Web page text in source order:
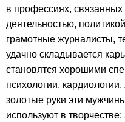
в профессиях,
деятельностью,
грамотные журналисты,
удачно складывается
становятся хорошими
психологии,
золотые руки эти
используют в